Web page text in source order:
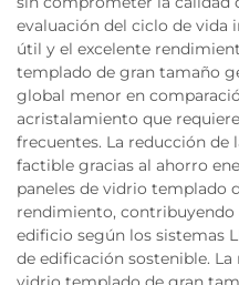
evaluación del ciclo de vida
útil y el excelente
templado de gran tamaño
global menor en
acristalamiento que
frecuentes. La reducción de
factible gracias al ahorro
paneles de vidrio templado
rendimiento, contribuyendo
edificio según los sistemas
de edificación sostenible.